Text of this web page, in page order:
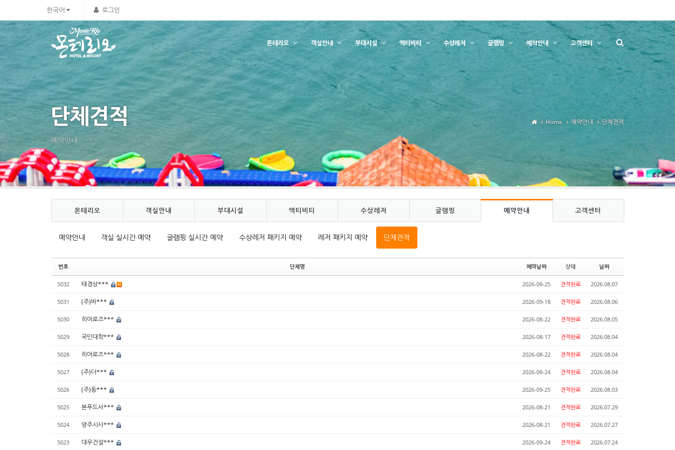
한국어 로그인
몬테리오 객실안내 부대시설 액티비티 수상레저 글램핑 예약안내 고객센터
단체견적
예약안내
Home 예약안내 단체견적
몬테리오 객실안내 부대시설 액티비티 수상레저 글램핑 예약안내 고객센터
예약안내 객실 실시간 예약 글램핑 실시간 예약 수상레저 패키지 예약 레저 패키지 예약 단체견적
번호 단체명 예약날짜 상태 날짜
5032 태경상*** 2026-09-25 견적완료 2026.08.07
5031 (주)바*** 2026-09-18 견적완료 2026.08.06
5030 히어로즈*** 2026-08-22 견적완료 2026.08.05
5029 국민대학*** 2026-08-17 견적완료 2026.08.04
5028 히어로즈*** 2026-08-22 견적완료 2026.08.04
5027 (주)더*** 2026-09-24 견적완료 2026.08.04
5026 (주)동*** 2026-09-25 견적완료 2026.08.03
5025 본푸드서*** 2026-08-21 견적완료 2026.07.29
5024 양주시사*** 2026-08-21 견적완료 2026.07.27
5023 대우건설*** 2026-09-24 견적완료 2026.07.24
Sketchbook5, 스케치북5